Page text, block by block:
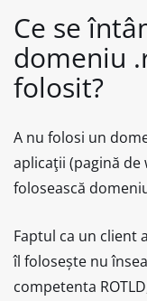
Ce se
domeniu
folosit?
A nu folosi un
aplicaţii (pagină de
folosească
Faptul ca un client
îl folosește nu
competenta